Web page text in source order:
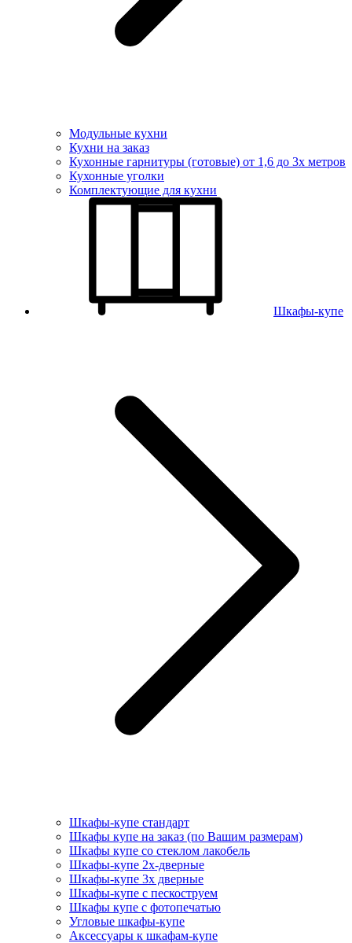
Модульные кухни
Кухни на заказ
Кухонные гарнитуры (готовые) от 1,6 до 3х метров
Кухонные уголки
Комплектующие для кухни
Шкафы-купе
Шкафы-купе стандарт
Шкафы купе на заказ (по Вашим размерам)
Шкафы купе со стеклом лакобель
Шкафы-купе 2х-дверные
Шкафы-купе 3х дверные
Шкафы-купе с пескоструем
Шкафы купе с фотопечатью
Угловые шкафы-купе
Аксессуары к шкафам-купе